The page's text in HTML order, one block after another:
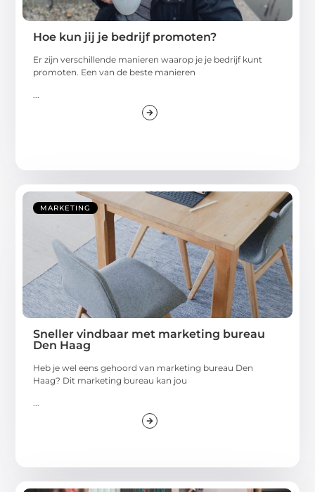
Hoe kun jij je bedrijf promoten?
Er zijn verschillende manieren waarop je je bedrijf kunt
promoten. Een van de beste manieren
MARKETING
Sneller vindbaar met marketing bureau
Den Haag
Heb je wel eens gehoord van marketing bureau Den
Haag? Dit marketing bureau kan jou
...